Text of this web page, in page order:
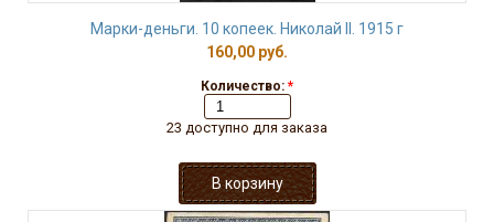
Марки-деньги. 10 копеек. Николай II. 1915 г
160,00 руб.
Количество: *
23 доступно для заказа